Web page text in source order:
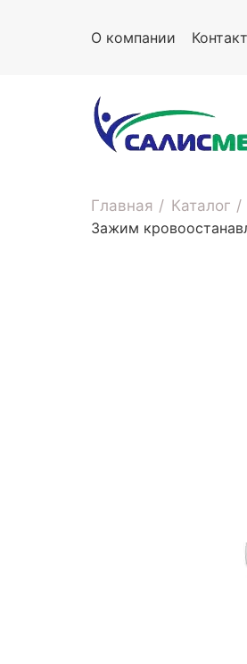
О компании
Главная Каталог
Зажим